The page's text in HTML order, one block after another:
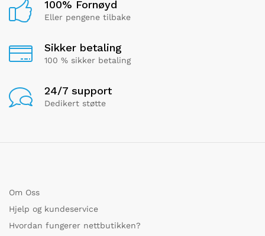
100% Fornøyd
Eller pengene tilbake
Sikker betaling
100 % sikker betaling
24/7 support
Dedikert støtte
Om Oss
Hjelp og kundeservice
Hvordan fungerer nettbutikken?